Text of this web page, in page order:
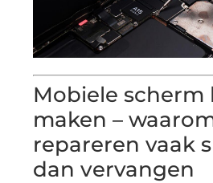
Mobiele scherm
maken –
repareren vaak
dan vervangen